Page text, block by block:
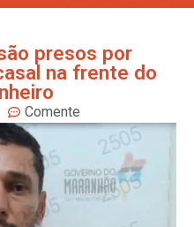
presos por
na frente do
Comente